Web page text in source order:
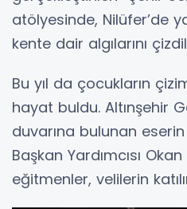
atölyesinde, Nilüfer’de
kente dair algılarını
Bu yıl da çocukların
hayat buldu. Altınşehir
duvarına bulunan eserin
Başkan Yardımcısı
eğitmenler, velilerin